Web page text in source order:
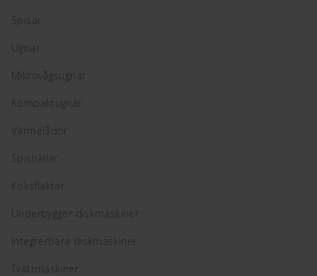
Spisar
Ugnar
Mikrovågsugnar
Kompaktugnar
Värmelådor
Spishällar
Köksfläktar
Underbygger diskmaskiner
Integrerbara diskmaskiner
Tvättmaskiner